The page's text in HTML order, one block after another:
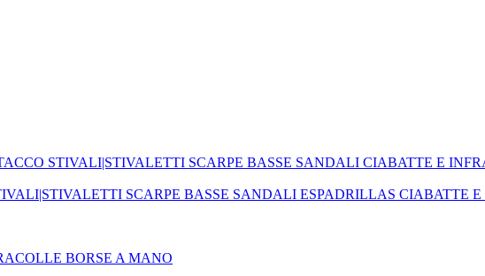
STIVALI|STIVALETTI SCARPE BASSE SANDALI CIABATTE E
SCARPE BASSE SANDALI ESPADRILLAS CIABATTE
BORSE A MANO